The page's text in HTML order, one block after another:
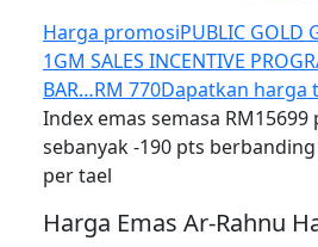
Harga promosiPUBLIC GOLD
1GM SALES INCENTIVE
BAR…RM 770Dapatkan harga
Index emas semasa
sebanyak -190 pts
per tael
Harga Emas Ar-Rahnu